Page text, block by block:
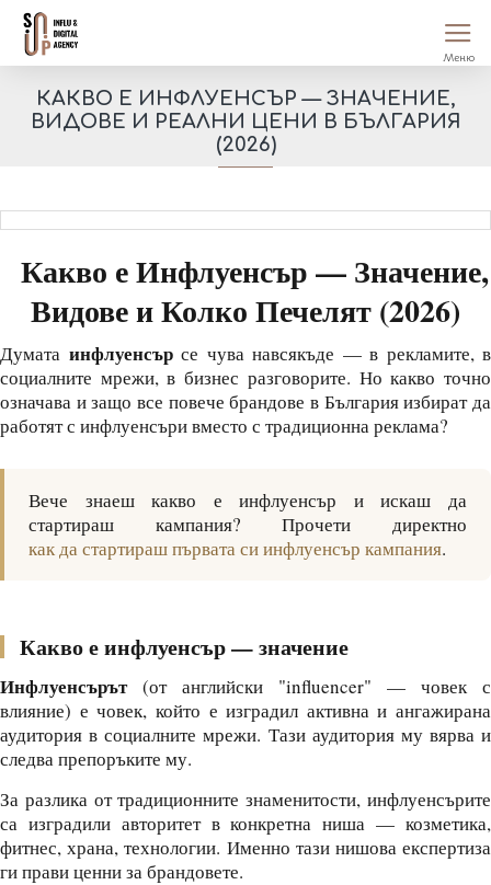
КАКВО Е ИНФЛУЕНСЪР — ЗНАЧЕНИЕ,
ВИДОВЕ И РЕАЛНИ ЦЕНИ В БЪЛГАРИЯ
(2026)
Какво е Инфлуенсър — Значение,
Видове и Колко Печелят (2026)
Думата инфлуенсърсе чува навсякъде — в рекламите, в
социалните мрежи, в бизнес разговорите. Но какво точно
означава и защо все повече брандове в България избират да
работят с инфлуенсъри вместо с традиционна реклама?
Вече знаеш какво е инфлуенсър и искаш да
стартираш кампания? Прочети директно
как да стартираш първата си инфлуенсър кампания.
Какво е инфлуенсър — значение
Инфлуенсърът(от английски "influencer" — човек с
влияние) е човек, който е изградил активна и ангажирана
аудитория в социалните мрежи. Тази аудитория му вярва и
следва препоръките му.
За разлика от традиционните знаменитости, инфлуенсърите
са изградили авторитет в конкретна ниша — козметика,
фитнес, храна, технологии. Именно тази нишова експертиза
ги прави ценни за брандовете.